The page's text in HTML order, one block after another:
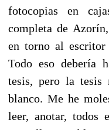
fotocopias en
completa de
en torno al
Todo eso debería
tesis, pero la tesis
blanco. Me he
leer, anotar, todos